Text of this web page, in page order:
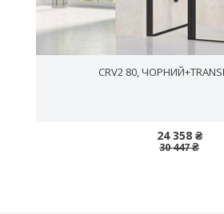
CRV2 80,
24 358 ₴
30 447 ₴